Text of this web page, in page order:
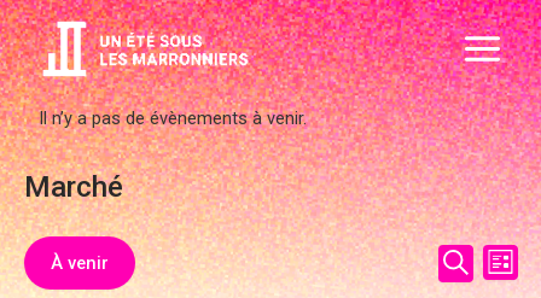
Aller
au
contenu
Main
Menu
Il n’y a pas de évènements à venir.
Marché
Recherche
de
Liste
À venir